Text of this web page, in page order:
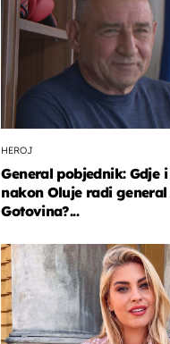
HEROJ
General pobjednik: Gdje
nakon Oluje radi general
Gotovina?...